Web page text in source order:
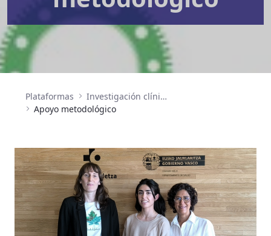
Plataformas
Investigación clínica y ensayos clínicos
Apoyo metodológico